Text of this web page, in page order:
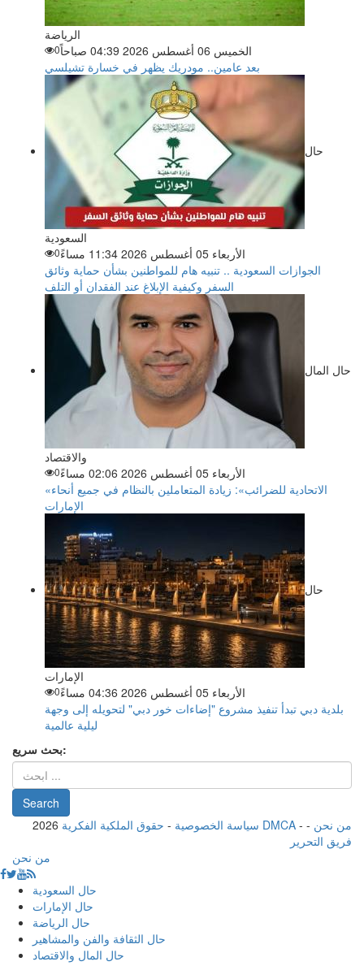
الرياضة
الخميس 06 أغسطس 2026 04:39 صباحاً
0
بعد عامين.. مودريك يظهر في خسارة تشيلسي
حال
السعودية
الأربعاء 05 أغسطس 2026 11:34 مساءً
0
الجوازات السعودية .. تنبيه هام للمواطنين بشأن حماية وثائق
السفر وكيفية الإبلاغ عند الفقدان أو التلف
حال المال
والاقتصاد
الأربعاء 05 أغسطس 2026 02:06 مساءً
0
«الاتحادية للضرائب»: زيادة المتعاملين بالنظام في جميع أنحاء
الإمارات
حال
الإمارات
الأربعاء 05 أغسطس 2026 04:36 مساءً
0
بلدية دبي تبدأ تنفيذ مشروع "إضاءات خور دبي" لتحويله إلى وجهة
ليلية عالمية
بحث سريع:
2026 سياسة الخصوصية - حقوق الملكية الفكرية DMCA - من نحن -
فريق التحرير
من نحن
حال السعودية
حال الإمارات
حال الرياضة
حال الثقافة والفن والمشاهير
حال المال والاقتصاد